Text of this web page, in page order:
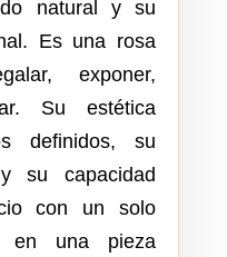
natural y su
Es una rosa
exponer,
Su estética
definidos, su
su capacidad
con un solo
en una pieza